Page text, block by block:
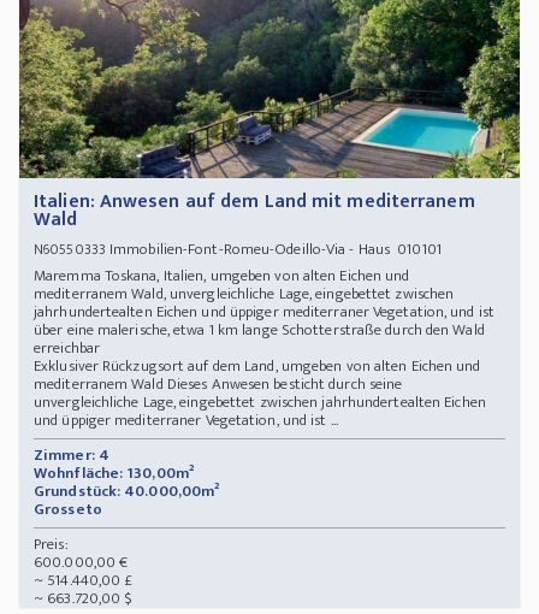
Italien: Anwesen auf dem Land mit mediterranem
Wald
N60550333 Immobilien-Font-Romeu-Odeillo-Via - Haus 010101
Maremma Toskana, Italien, umgeben von alten Eichen und
mediterranem Wald, unvergleichliche Lage, eingebettet zwischen
jahrhundertealten Eichen und üppiger mediterraner Vegetation, und ist
über eine malerische, etwa 1 km lange Schotterstraße durch den Wald
erreichbar
Exklusiver Rückzugsort auf dem Land, umgeben von alten Eichen und
mediterranem Wald Dieses Anwesen besticht durch seine
unvergleichliche Lage, eingebettet zwischen jahrhundertealten Eichen
und üppiger mediterraner Vegetation, und ist ...
Zimmer: 4
Wohnfläche: 130,00m²
Grundstück: 40.000,00m²
Grosseto
Preis:
600.000,00 €
~ 514.440,00 £
~ 663.720,00 $